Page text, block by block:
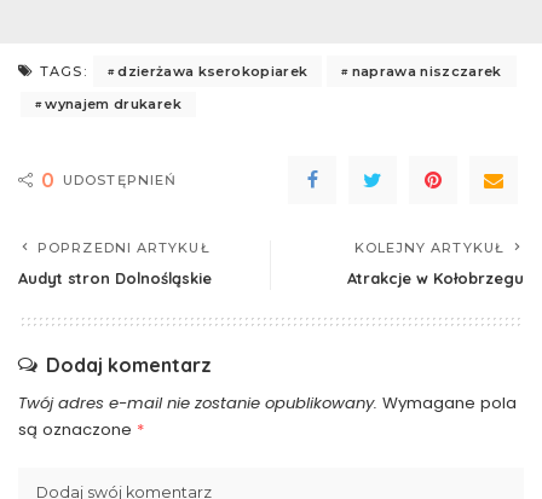
TAGS: dzierżawa kserokopiarek
naprawa niszczarek
wynajem drukarek
0 UDOSTĘPNIEŃ
POPRZEDNI ARTYKUŁ
Audyt stron Dolnośląskie
KOLEJNY ARTYKUŁ
Atrakcje w Kołobrzegu
Dodaj komentarz
Twój adres e-mail nie zostanie opublikowany. Wymagane pola
są oznaczone *